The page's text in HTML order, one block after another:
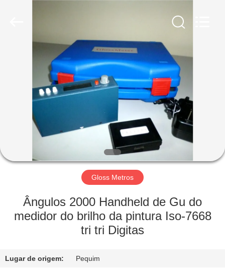
CASA
PRODUTOS
SOBRE
EXCURSÃO
FÁBRICA
CONTROLE
QUALIDADE
Gloss Metros
Ângulos 2000 Handheld de Gu do
medidor do brilho da pintura Iso-7668
tri tri Digitas
Lugar de origem: Pequim